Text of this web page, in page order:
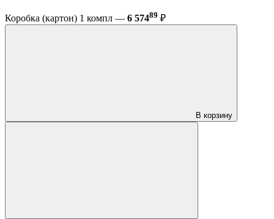
Коробка (картон) 1 компл — 6 57489 ₽
В корзину